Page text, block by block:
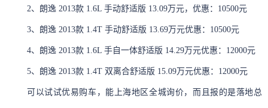
2、朗逸 2013款 1.6L 手动舒适版 13.09万元，优惠：10500元
3、朗逸 2013款 1.4T 手动舒适版 13.69万元优惠：10500元
4、朗逸 2013款 1.6L 手自一体舒适版 14.29万元优惠：12000元
5、朗逸 2013款 1.4T 双离合舒适版 15.09万元优惠：12000元
可以试试优易购车，能上海地区全城询价，而且报的是落地总